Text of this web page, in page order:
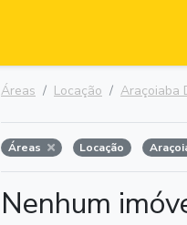
Áreas Locação Araçoiaba
Áreas Locação
Nenhum